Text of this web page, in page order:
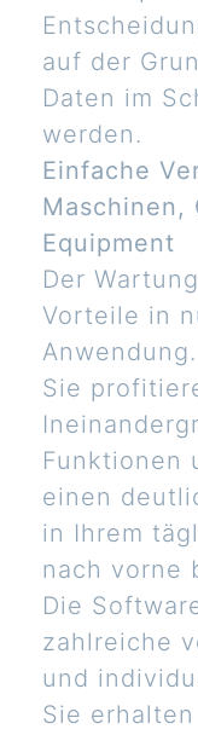
auf der
Daten im
werden.
Einfache
Maschinen,
Equipment
Der
Vorteile in
Anwendung.
Sie
Funktionen
einen
in Ihrem
nach vorne
Die
zahlreiche
und
Sie